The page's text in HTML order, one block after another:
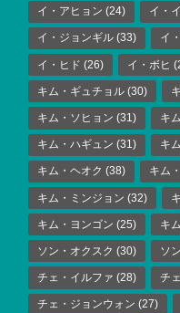
イ・アヒョン (24) イ・
イ・ジョンギル (33) イ
イ・ヒド (26) イ・ボヒ
キム・ギュチョル (30)
キム・ソヒョン (31) キ
キム・ハギュン (31) キ
キム・ヘオク (38) キム
キム・ミンジョン (32)
キム・ヨンゴン (25) キ
ソン・オクスク (30) ソ
チェ・イルファ (28) チ
チェ・ジョンウォン (27)